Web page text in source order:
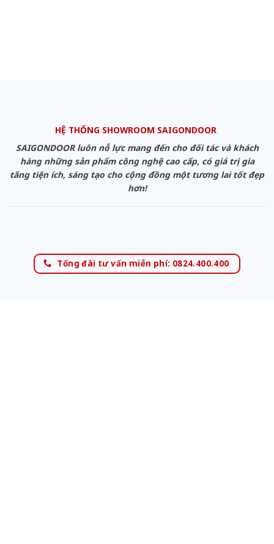
HỆ THỐNG SHOWROOM SAIGONDOOR
SAIGONDOOR luôn nỗ lực mang đến cho đối tác và khách
hàng những sản phẩm công nghệ cao cấp, có giá trị gia
tăng tiện ích, sáng tạo cho cộng đồng một tương lai tốt đẹp
hơn!
Tổng đài tư vấn miễn phí: 0824.400.400